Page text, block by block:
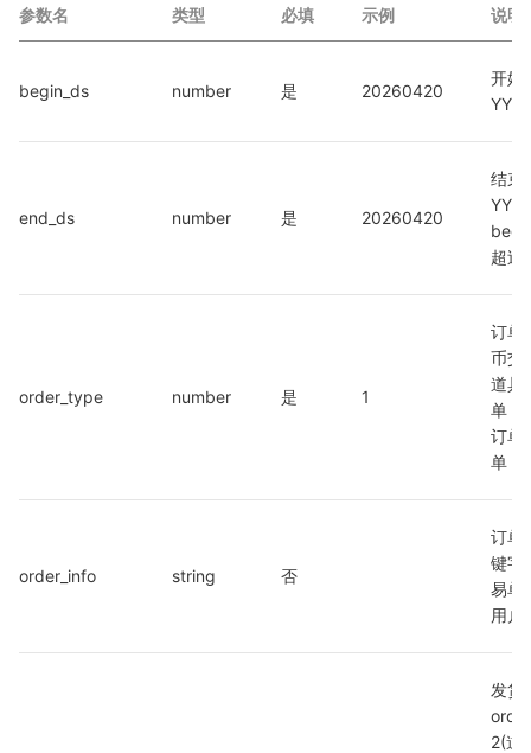
参数名 类型 必填 示例 说明
begin_ds number 是 20260420
开始
end_ds number 是 20260420
结束
超过
order_type number 是 1
订单
币交
道具
单 /
订单
单
order_info string 否
订单
键字
易单
用户
发货
2(道